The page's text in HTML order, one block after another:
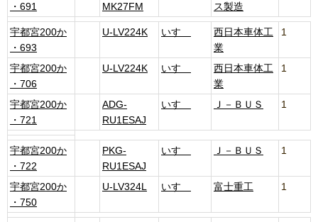
・691
MK27FM
ス製造
宇都宮200か
・693
U-LV224K いすゞ
西日本車体工
業
1
宇都宮200か
・706
U-LV224K いすゞ
西日本車体工
業
1
宇都宮200か
・721
ADG-
RU1ESAJ
いすゞ Ｊ－ＢＵＳ 1
宇都宮200か
・722
PKG-
RU1ESAJ
いすゞ Ｊ－ＢＵＳ 1
宇都宮200か
・750
U-LV324L いすゞ 富士重工 1